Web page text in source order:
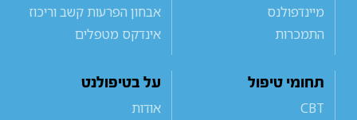
מיינדפולנס
התמכרות
אבחון הפרעות קשב וריכוז
אינדקס מטפלים
תחומי טיפול
CBT
על בטיפולנט
אודות